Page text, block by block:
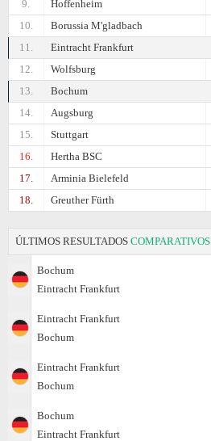
9. Hoffenheim
10.
Borussia M'gladbach
11.
Eintracht Frankfurt
12.
Wolfsburg
13.
Bochum
14.
Augsburg
15.
Stuttgart
16.
Hertha BSC
17.
Arminia Bielefeld
18.
Greuther Fürth
ÚLTIMOS RESULTADOS COMPARATIVOS
Bochum
Eintracht Frankfurt
Eintracht Frankfurt
Bochum
Eintracht Frankfurt
Bochum
Bochum
Eintracht Frankfurt